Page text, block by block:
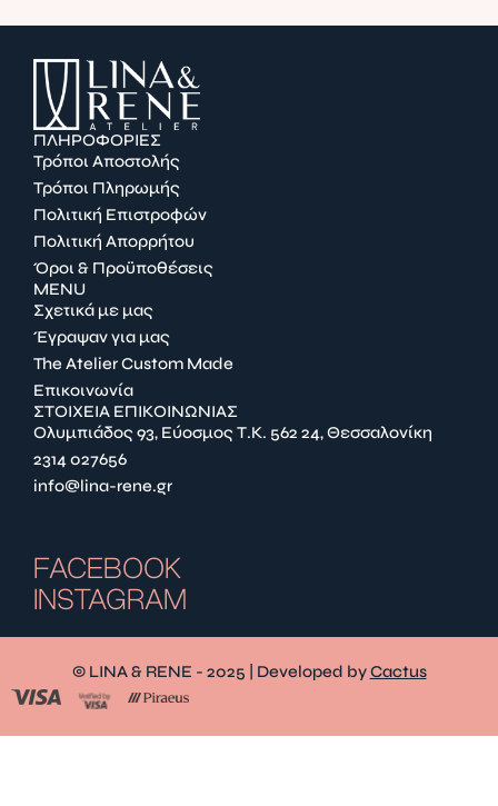
ΠΛΗΡΟΦΟΡΙΕΣ
Τρόποι Αποστολής
Τρόποι Πληρωμής
Πολιτική Επιστροφών
Πολιτική Απορρήτου
Όροι & Προϋποθέσεις
MENU
Σχετικά με μας
Έγραψαν για μας
The Atelier Custom Made
Επικοινωνία
ΣΤΟΙΧΕΙΑ ΕΠΙΚΟΙΝΩΝΙΑΣ
Ολυμπιάδος 93, Εύοσμος Τ.Κ. 562 24, Θεσσαλονίκη
2314 027656
info@lina-rene.gr
FACEBOOK
INSTAGRAM
© LINA & RENE - 2025 | Developed byCactus